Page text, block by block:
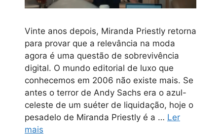
Vinte anos depois, Miranda Priestly retorna
para provar que a relevância na moda
agora é uma questão de sobrevivência
digital. O mundo editorial de luxo que
conhecemos em 2006 não existe mais. Se
antes o terror de Andy Sachs era o azul-
celeste de um suéter de liquidação, hoje o
pesadelo de Miranda Priestly é a … Ler
mais